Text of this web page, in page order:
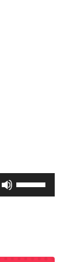
Anak
menaikkan